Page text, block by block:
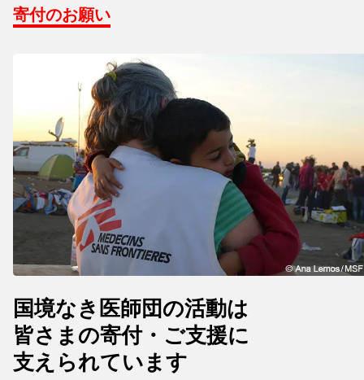
寄付のお願い
国境なき医師団の活動は
皆さまの寄付・ご支援に
支えられています